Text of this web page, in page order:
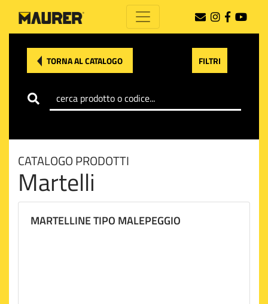
TORNA AL CATALOGO FILTRI
CATALOGO PRODOTTI
Martelli
MARTELLINE TIPO MALEPEGGIO